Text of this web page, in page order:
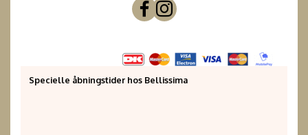
Specielle åbningstider hos Bellissima